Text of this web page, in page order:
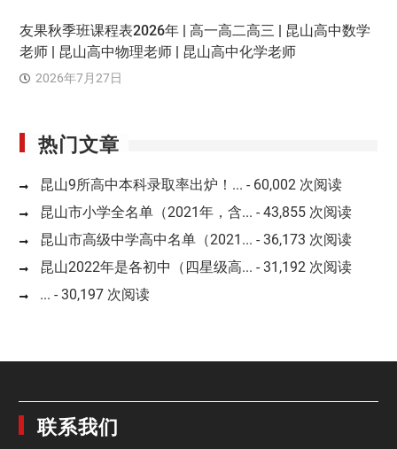
友果秋季班课程表2026年 | 高一高二高三 | 昆山高中数学
老师 | 昆山高中物理老师 | 昆山高中化学老师
2026年7月27日
热门文章
昆山9所高中本科录取率出炉！... - 60,002 次阅读
昆山市小学全名单（2021年，含... - 43,855 次阅读
昆山市高级中学高中名单（2021... - 36,173 次阅读
昆山2022年是各初中（四星级高... - 31,192 次阅读
... - 30,197 次阅读
联系我们